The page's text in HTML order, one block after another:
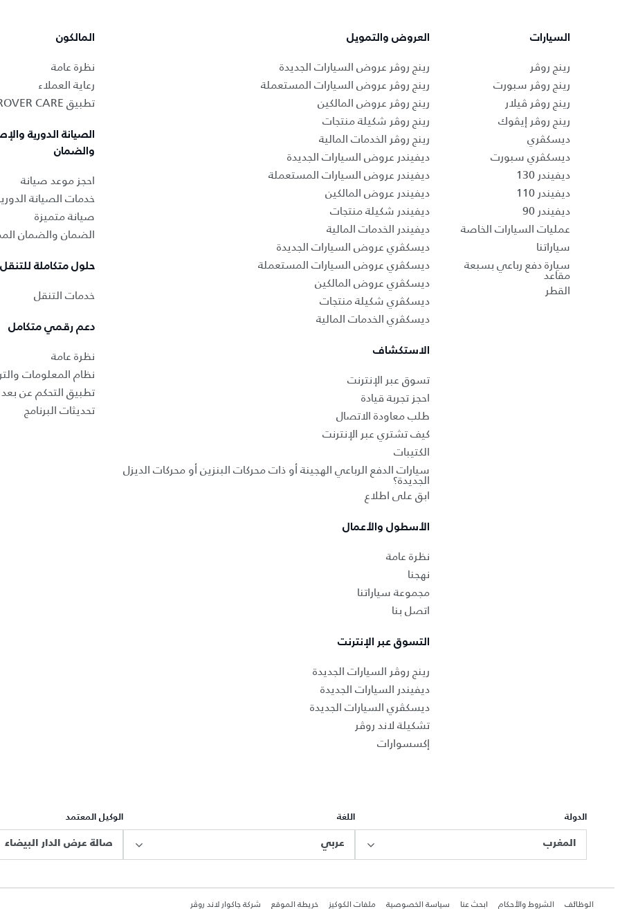
السيارات
رينج روڤر
رينج روڤر سبورت
رينج روڤر ڤيلار
رينج روڤر إيڤوك
ديسكڤري
ديسكڤري سبورت
ديفيندر 130
ديفيندر 110
ديفيندر 90
عمليات السيارات الخاصة
سياراتنا
سيارة دفع رباعي بسبعة
مقاعد
القطر
العروض والتمويل
رينج روڤر عروض السيارات الجديدة
رينج روڤر عروض السيارات المستعملة
رينج روڤر عروض المالكين
رينج روڤر شكيلة منتجات
رينج روڤر الخدمات المالية
ديفيندر عروض السيارات الجديدة
ديفيندر عروض السيارات المستعملة
ديفيندر عروض المالكين
ديفيندر شكيلة منتجات
ديفيندر الخدمات المالية
ديسكڤري عروض السيارات الجديدة
ديسكڤري عروض السيارات المستعملة
ديسكڤري عروض المالكين
ديسكڤري شكيلة منتجات
ديسكڤري الخدمات المالية
الاستكشاف
تسوق عبر الإنترنت
احجز تجربة قيادة
طلب معاودة الاتصال
كيف تشتري عبر الإنترنت
الكتيبات
سيارات الدفع الرباعي الهجينة أو ذات محركات البنزين أو محركات الديزل
الجديدة؟
ابق على اطلاع
الأسطول والأعمال
نظرة عامة
نهجنا
مجموعة سياراتنا
اتصل بنا
التسوق عبر الإنترنت
رينج روڤر السيارات الجديدة
ديفيندر السيارات الجديدة
ديسكڤري السيارات الجديدة
تشكيلة لاند روڤر
إكسسوارات
المالكون
نظرة عامة
رعاية العملاء
تطبيق LAND ROVER CARE
الصيانة الدورية
والضمان
احجز موعد صيانة
خدمات الصيانة
صيانة متميزة
الضمان والضمان
حلول متكاملة للتنقل
خدمات التنقل
دعم رقمي متكامل
نظرة عامة
نظام المعلومات
تطبيق التحكم عن بعد
تحديثات البرنامج
الدولة
المغرب
اللغة
عربي
الوكيل المعتمد
صالة عرض الدار البيضاء
الوظائف الشروط والأحكام ابحث عنا سياسة الخصوصية ملفات الكوكيز خريطة الموقع شركة جاكوار لاند روڤر